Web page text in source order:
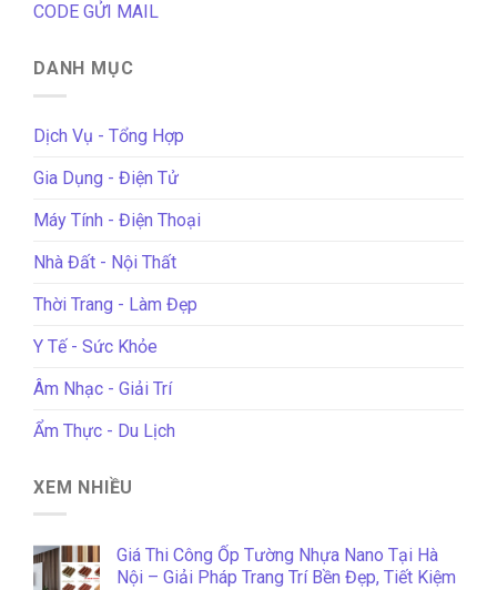
CODE GỬI MAIL
DANH MỤC
Dịch Vụ - Tổng Hợp
Gia Dụng - Điện Tử
Máy Tính - Điện Thoại
Nhà Đất - Nội Thất
Thời Trang - Làm Đẹp
Y Tế - Sức Khỏe
Âm Nhạc - Giải Trí
Ẩm Thực - Du Lịch
XEM NHIỀU
Giá Thi Công Ốp Tường Nhựa Nano Tại Hà
Nội – Giải Pháp Trang Trí Bền Đẹp, Tiết Kiệm